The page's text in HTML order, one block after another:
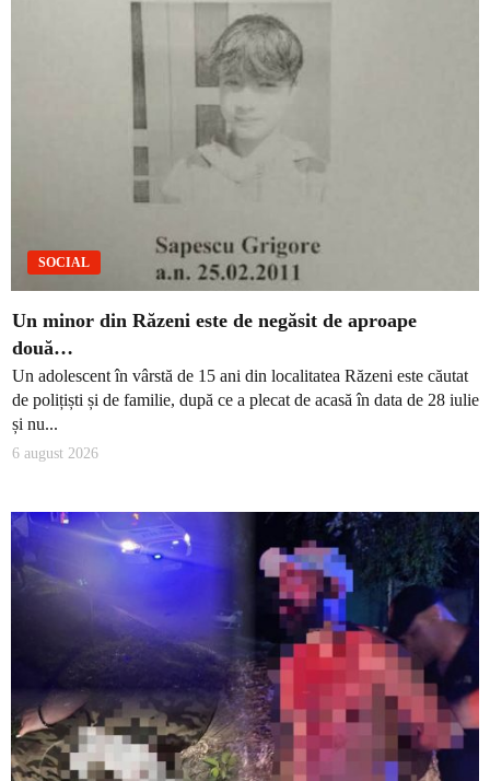
SOCIAL
Un minor din Răzeni este de negăsit de aproape
două…
Un adolescent în vârstă de 15 ani din localitatea Răzeni este căutat
de polițiști și de familie, după ce a plecat de acasă în data de 28 iulie
și nu...
6 august 2026